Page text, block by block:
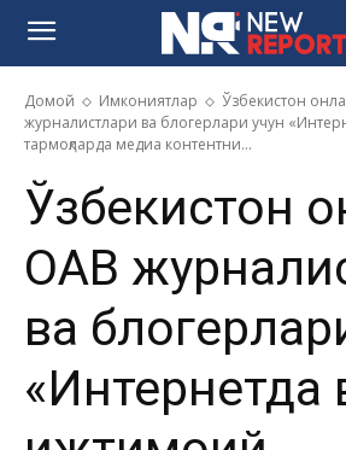
Домой Имкониятлар
Ўзбекистон
журналистлари ва блогерлари учун
тармоқларда медиа контентни...
Ўзбекистон
ОАВ
ва
«Интернетда